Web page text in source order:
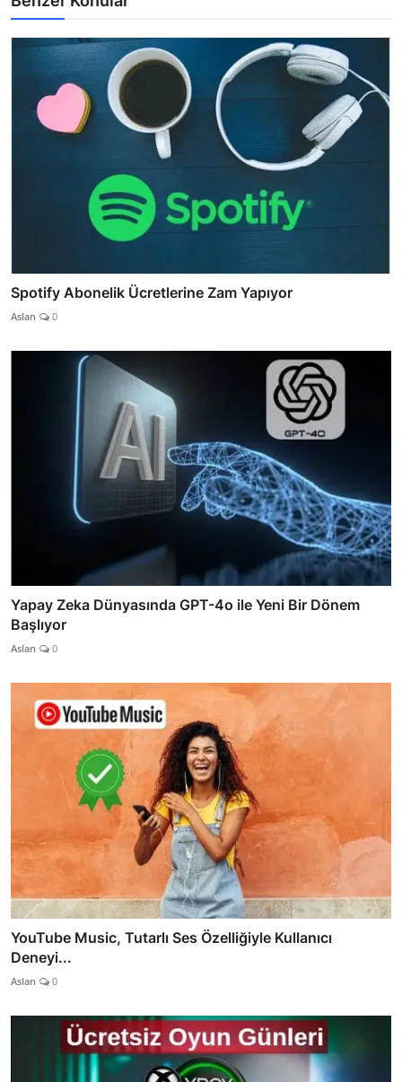
Spotify Abonelik Ücretlerine Zam Yapıyor
Aslan 0
Yapay Zeka Dünyasında GPT-4o ile Yeni Bir Dönem
Başlıyor
Aslan 0
YouTube Music, Tutarlı Ses Özelliğiyle Kullanıcı
Deneyi...
Aslan 0